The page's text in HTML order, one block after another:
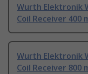
Wurth Elektronik
Coil Receiver 400
Wurth Elektronik
Coil Receiver 800